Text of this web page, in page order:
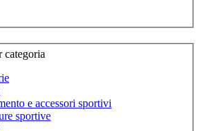
categoria
e accessori sportivi
sportive